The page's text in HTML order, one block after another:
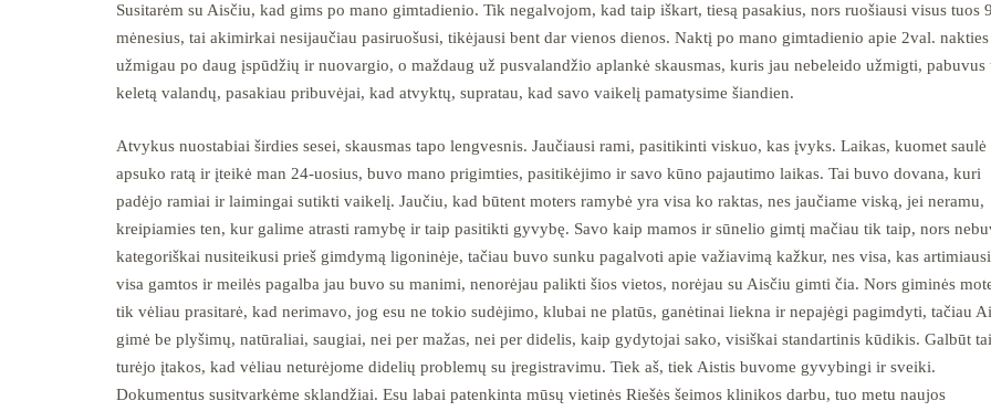
Susitarėm su Aisčiu, kad gims po mano gimtadienio. Tik negalvojom, kad taip iškart, tiesą pasakius, nors ruošiausi visus tuos
mėnesius, tai akimirkai nesijaučiau pasiruošusi, tikėjausi bent dar vienos dienos. Naktį po mano gimtadienio apie 2val. nakties
užmigau po daug įspūdžių ir nuovargio, o maždaug už pusvalandžio aplankė skausmas, kuris jau nebeleido užmigti, pabuvus
keletą valandų, pasakiau pribuvėjai, kad atvyktų, supratau, kad savo vaikelį pamatysime šiandien.
Atvykus nuostabiai širdies sesei, skausmas tapo lengvesnis. Jaučiausi rami, pasitikinti viskuo, kas įvyks. Laikas, kuomet saulė
apsuko ratą ir įteikė man 24-uosius, buvo mano prigimties, pasitikėjimo ir savo kūno pajautimo laikas. Tai buvo dovana, kuri
padėjo ramiai ir laimingai sutikti vaikelį. Jaučiu, kad būtent moters ramybė yra visa ko raktas, nes jaučiame viską, jei neramu,
kreipiamies ten, kur galime atrasti ramybę ir taip pasitikti gyvybę. Savo kaip mamos ir sūnelio gimtį mačiau tik taip, nors
kategoriškai nusiteikusi prieš gimdymą ligoninėje, tačiau buvo sunku pagalvoti apie važiavimą kažkur, nes visa, kas
visa gamtos ir meilės pagalba jau buvo su manimi, nenorėjau palikti šios vietos, norėjau su Aisčiu gimti čia. Nors giminės
tik vėliau prasitarė, kad nerimavo, jog esu ne tokio sudėjimo, klubai ne platūs, ganėtinai liekna ir nepajėgi pagimdyti, tačiau
gimė be plyšimų, natūraliai, saugiai, nei per mažas, nei per didelis, kaip gydytojai sako, visiškai standartinis kūdikis. Galbūt tai
turėjo įtakos, kad vėliau neturėjome didelių problemų su įregistravimu. Tiek aš, tiek Aistis buvome gyvybingi ir sveiki.
Dokumentus susitvarkėme sklandžiai. Esu labai patenkinta mūsų vietinės Riešės šeimos klinikos darbu, tuo metu naujos